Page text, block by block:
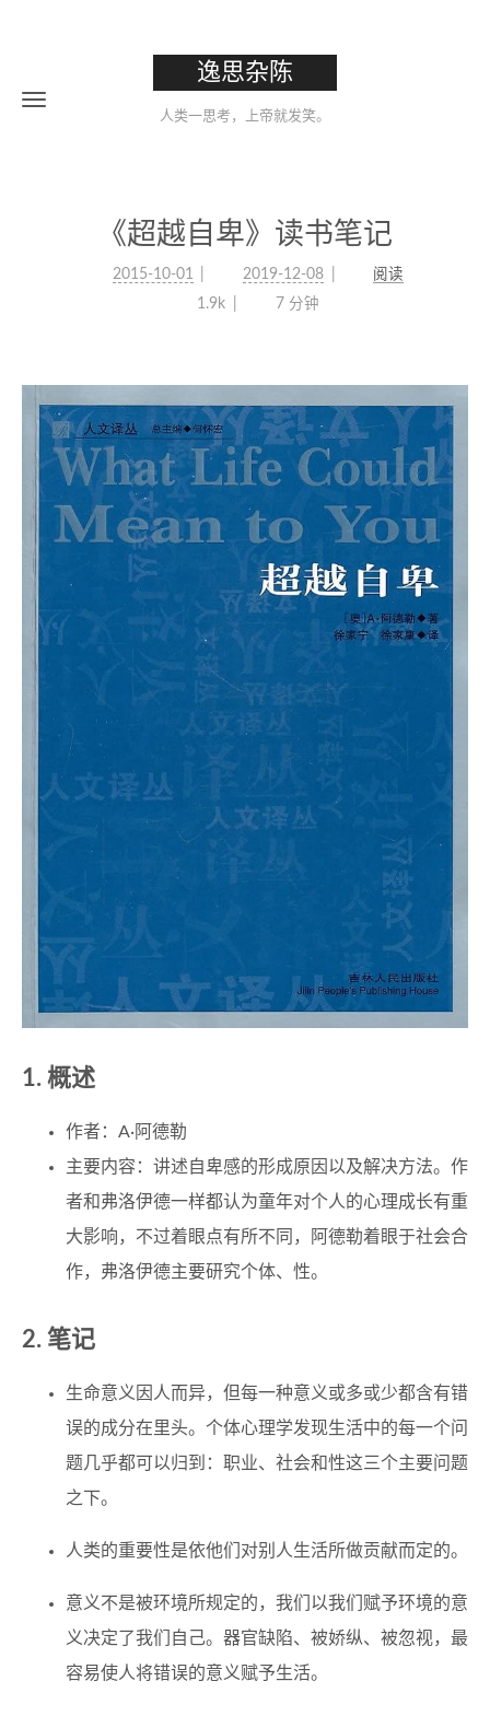
逸思杂陈
人类一思考，上帝就发笑。
《超越自卑》读书笔记
2015-10-01 2019-12-08
阅读
1.9k
7 分钟
概述
作者：A·阿德勒
主要内容：讲述自卑感的形成原因以及解决方法。作
者和弗洛伊德一样都认为童年对个人的心理成长有重
大影响，不过着眼点有所不同，阿德勒着眼于社会合
作，弗洛伊德主要研究个体、性。
笔记
生命意义因人而异，但每一种意义或多或少都含有错
误的成分在里头。个体心理学发现生活中的每一个问
题几乎都可以归到：职业、社会和性这三个主要问题
之下。
人类的重要性是依他们对别人生活所做贡献而定的。
意义不是被环境所规定的，我们以我们赋予环境的意
义决定了我们自己。器官缺陷、被娇纵、被忽视，最
容易使人将错误的意义赋予生活。